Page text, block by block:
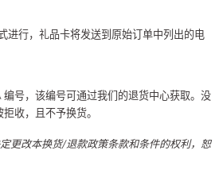
进行，礼品卡将发送到原始订单中列出的电
编号，该编号可通过我们的退货中心获取。没
收，且不予换货。
更改本换货/退款政策条款和条件的权利，恕